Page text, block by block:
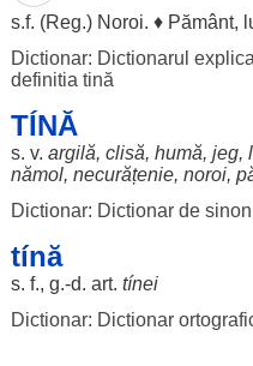
s.f. (Reg.) Noroi. ♦ Pământ,
Dictionar: Dictionarul
definitia tină
TÍNĂ
s. v. argilă, clisă, humă, jeg,
nămol, necurățenie, noroi,
Dictionar: Dictionar de
tínă
s. f., g.-d. art. tínei
Dictionar: Dictionar